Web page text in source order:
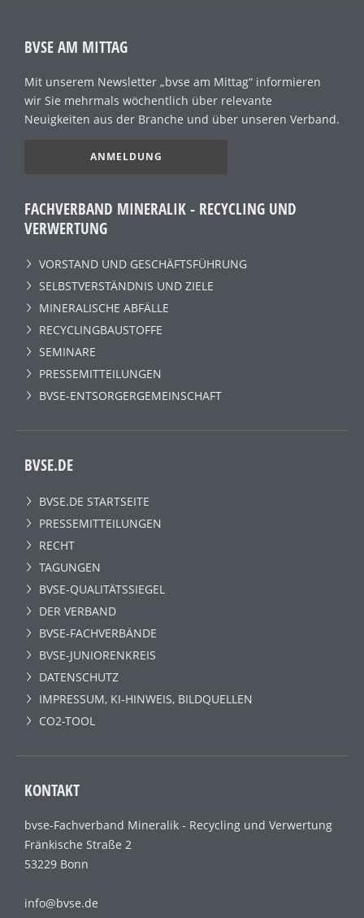
BVSE AM MITTAG
Mit unserem Newsletter „bvse am Mittag“ informieren
wir Sie mehrmals wöchentlich über relevante
Neuigkeiten aus der Branche und über unseren Verband.
ANMELDUNG
FACHVERBAND MINERALIK - RECYCLING UND
VERWERTUNG
VORSTAND UND GESCHÄFTSFÜHRUNG
SELBSTVERSTÄNDNIS UND ZIELE
MINERALISCHE ABFÄLLE
RECYCLINGBAUSTOFFE
SEMINARE
PRESSEMITTEILUNGEN
BVSE-ENTSORGERGEMEINSCHAFT
BVSE.DE
BVSE.DE STARTSEITE
PRESSEMITTEILUNGEN
RECHT
TAGUNGEN
BVSE-QUALITÄTSSIEGEL
DER VERBAND
BVSE-FACHVERBÄNDE
BVSE-JUNIORENKREIS
DATENSCHUTZ
IMPRESSUM, KI-HINWEIS, BILDQUELLEN
CO2-TOOL
KONTAKT
bvse-Fachverband Mineralik - Recycling und Verwertung
Fränkische Straße 2
53229 Bonn
info@bvse.de